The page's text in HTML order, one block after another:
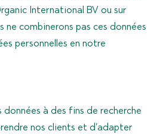
International BV ou sur
ne combinerons pas ces données
personnelles en notre
données à des fins de recherche
nos clients et d’adapter